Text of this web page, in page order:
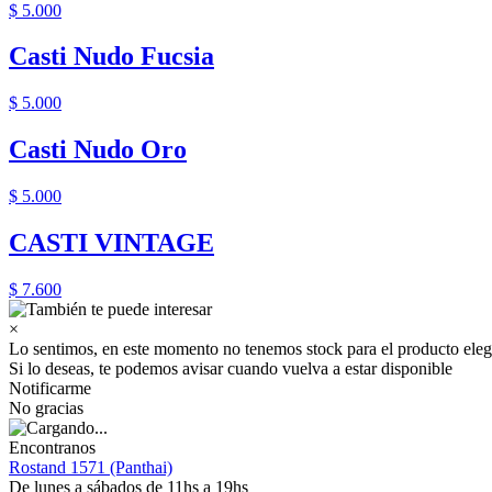
$ 5.000
Casti Nudo Fucsia
$ 5.000
Casti Nudo Oro
$ 5.000
CASTI VINTAGE
$ 7.600
×
Lo sentimos, en este momento no tenemos stock para el producto
Si lo deseas, te podemos avisar cuando vuelva a estar disponible
Notificarme
No gracias
Encontranos
Rostand 1571 (Panthai)
De lunes a sábados de 11hs a 19hs